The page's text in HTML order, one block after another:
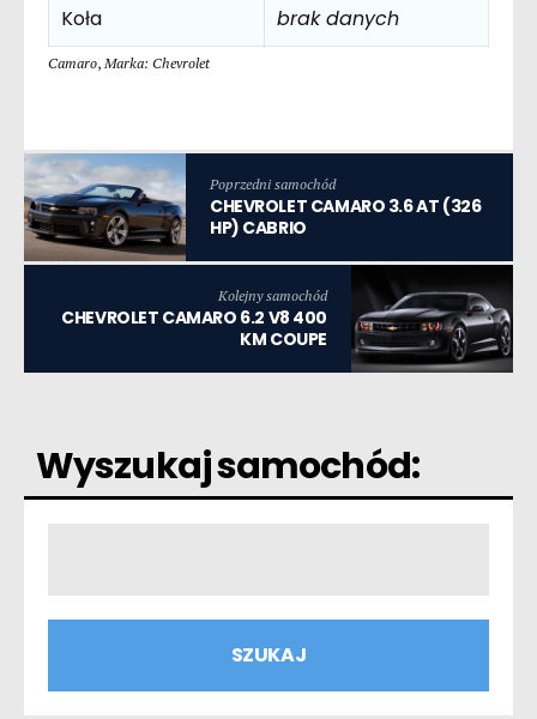
Koła brak danych
Camaro, Marka: Chevrolet
Poprzedni samochód
CHEVROLET CAMARO 3.6 AT (326
HP) CABRIO
Kolejny samochód
CHEVROLET CAMARO 6.2 V8 400
KM COUPE
Wyszukaj samochód: